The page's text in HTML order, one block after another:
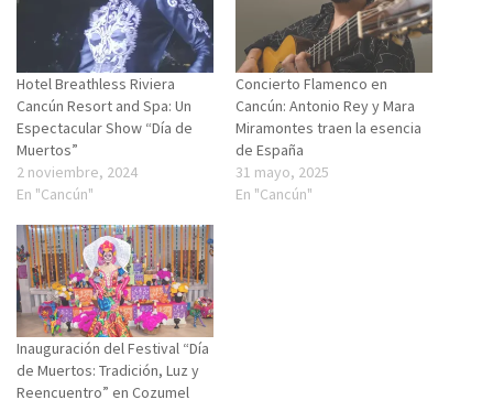
Hotel Breathless Riviera
Cancún Resort and Spa: Un
Espectacular Show “Día de
Muertos”
2 noviembre, 2024
En "Cancún"
Concierto Flamenco en
Cancún: Antonio Rey y Mara
Miramontes traen la esencia
de España
31 mayo, 2025
En "Cancún"
Inauguración del Festival “Día
de Muertos: Tradición, Luz y
Reencuentro” en Cozumel